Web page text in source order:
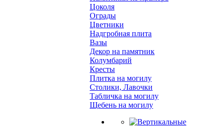
Цоколя
Ограды
Цветники
Надгробная плита
Вазы
Декор на памятник
Колумбарий
Кресты
Плитка на могилу
Столики, Лавочки
Табличка на могилу
Щебень на могилу